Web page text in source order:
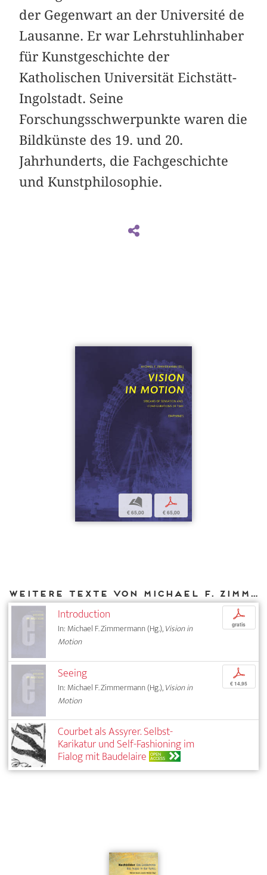
der Gegenwart an der Université de
Lausanne. Er war Lehrstuhlinhaber
für Kunstgeschichte der
Katholischen Universität Eichstätt-
Ingolstadt. Seine
Forschungsschwerpunkte waren die
Bildkünste des 19. und 20.
Jahrhunderts, die Fachgeschichte
und Kunstphilosophie.
b
€ 65,00
p
€ 65,00
Weitere Texte von Michael F. Zimmermann bei DIAPHANES
Introduction
In: Michael F. Zimmermann (Hg.),Vision in
Motion
p
gratis
Seeing
In: Michael F. Zimmermann (Hg.),Vision in
Motion
p
€ 14,95
Courbet als Assyrer. Selbst-
Karikatur und Self-Fashioning im
Fialog mit Baudelaire OPEN
ACCESS